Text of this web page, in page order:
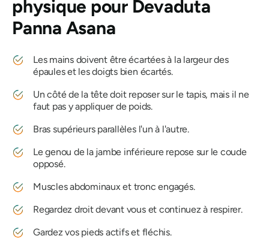
physique pour Devaduta
Panna Asana
Les mains doivent être écartées à la largeur des
épaules et les doigts bien écartés.
Un côté de la tête doit reposer sur le tapis, mais il ne
faut pas y appliquer de poids.
Bras supérieurs parallèles l'un à l'autre.
Le genou de la jambe inférieure repose sur le coude
opposé.
Muscles abdominaux et tronc engagés.
Regardez droit devant vous et continuez à respirer.
Gardez vos pieds actifs et fléchis.